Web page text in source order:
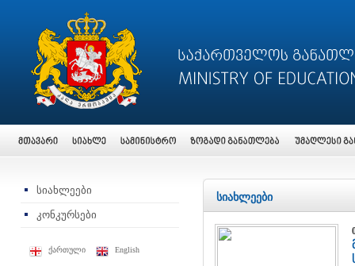
სიახლეები
კონკურსები
ქართული English
სიახლეები